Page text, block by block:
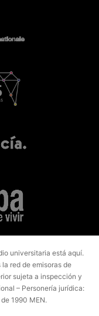
universitaria está aquí.
red de emisoras de
sujeta a inspección y
– Personería jurídica:
1990 MEN.